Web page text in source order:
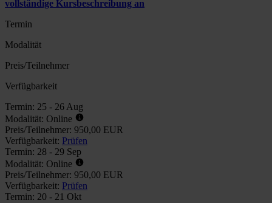
vollständige Kursbeschreibung an
Termin
Modalität
Preis/Teilnehmer
Verfügbarkeit
Termin: 25 - 26 Aug
Modalität: Online
Preis/Teilnehmer: 950,00 EUR
Verfügbarkeit: Prüfen
Termin: 28 - 29 Sep
Modalität: Online
Preis/Teilnehmer: 950,00 EUR
Verfügbarkeit: Prüfen
Termin: 20 - 21 Okt